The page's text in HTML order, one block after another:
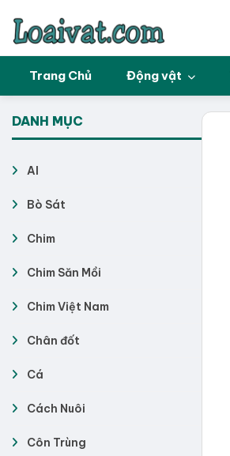
Trang Chủ Động vật
DANH MỤC
AI
Bò Sát
Chim
Chim Săn Mồi
Chim Việt Nam
Chân đốt
Cá
Cách Nuôi
Côn Trùng